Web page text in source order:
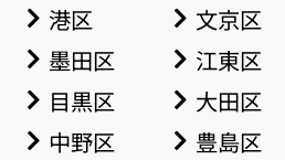
港区
文京区
墨田区
江東区
目黒区
大田区
中野区
豊島区